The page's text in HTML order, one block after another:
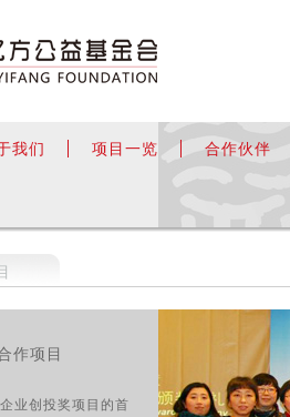
我们 项目一览 合作伙伴
作项目
业创投奖项目的首